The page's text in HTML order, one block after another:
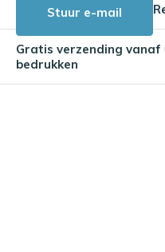
Stuur e-mail
Gratis verzending vanaf
bedrukken